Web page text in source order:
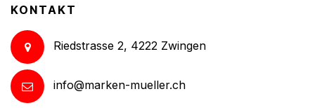
KONTAKT
Riedstrasse 2, 4222 Zwingen
info@marken-mueller.ch